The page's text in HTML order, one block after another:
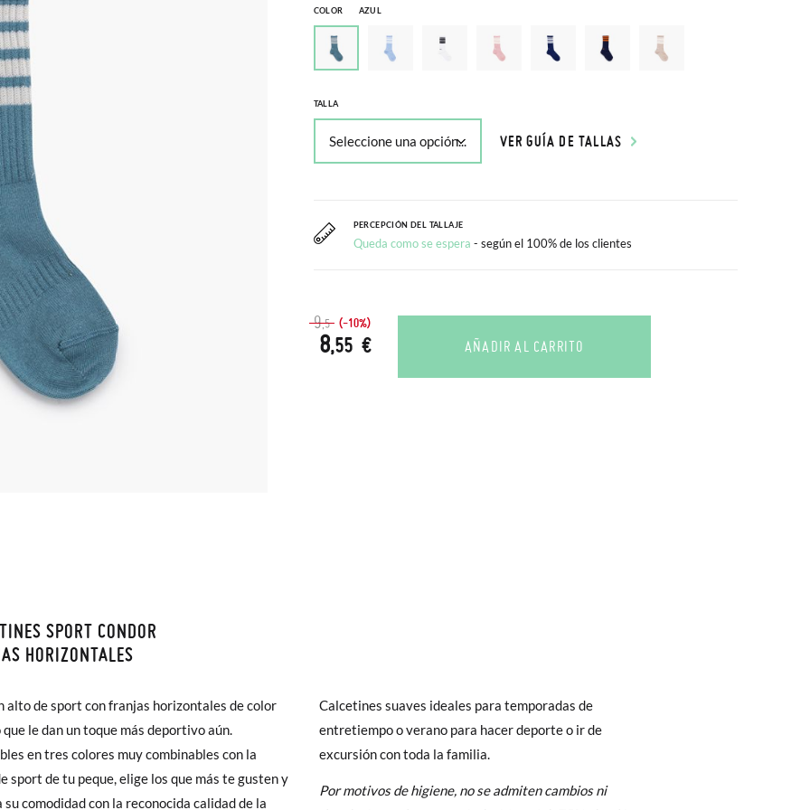
COLOR AZUL
TALLA
VER GUÍA DE TALLAS
PERCEPCIÓN DEL TALLAJE
Queda como se espera - según el 100% de los clientes
9,5 (-10%)
8,55 € AÑADIR AL CARRITO
SPORT CONDOR
HORIZONTALES
alto de sport con franjas horizontales de color
le dan un toque más deportivo aún.
en tres colores muy combinables con la
sport de tu peque, elige los que más te gusten y
su comodidad con la reconocida calidad de la
Calcetines suaves ideales para temporadas de
entretiempo o verano para hacer deporte o ir de
excursión con toda la familia.
Por motivos de higiene, no se admiten cambios ni
todos los Envíos son GRATIS y los Cambios de Talla/Color también son GRATIS y puedes realizarlos
60 días. ¡Te acercamos nuestra tienda física hasta la puerta de tu casa!
del envío estándar gratuito (2-3 días laborables), en caso de que prefieras acelerar el envío, puedes por muy
(3,95€) elegir Envío Urgente en Península.
el tiempo de envío es de 3-4 días laborables.
envíos y cambios gratis, sin importe mínimo, sin preguntas. El precio final será el de los zapatos que
2 4 8 10
19-22 23-26